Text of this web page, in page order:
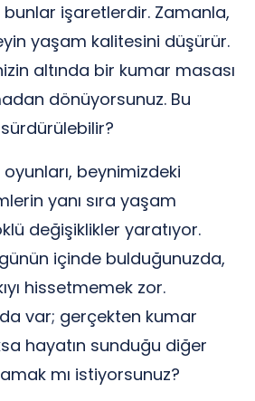
işaretlerdir. Zamanla,
yaşam kalitesini düşürür.
altında bir kumar masası
dönüyorsunuz. Bu
beynimizdeki
yanı sıra yaşam
değişiklikler yaratıyor.
içinde bulduğunuzda,
hissetmemek zor.
var; gerçekten kumar
hayatın sunduğu diğer
mı istiyorsunuz?